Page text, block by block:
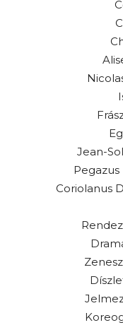
Jean-
Coriolanus